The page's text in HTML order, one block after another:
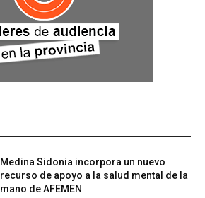
Medina Sidonia incorpora un nuevo
recurso de apoyo a la salud mental de la
mano de AFEMEN